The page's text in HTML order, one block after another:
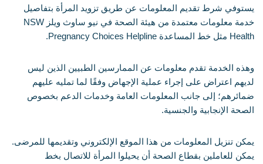
يستوفي شرط تقديم المعلومات عن طريق تزويد المرأة بتفاصيل
خدمة معلومات معتمدة من هيئة الصحة في نيو ساوث ويلز NSW
Health مثل خط المساعدة Pregnancy Choices Helpline.
وهذه الخدمة تقدم معلومات عن الممارسين الطبيين الذين ليس
لديهم اعتراض على إجراء عملية الإجهاض وفقًا لما تمليه عليهم
ضمائرهم؛ إلى جانب المعلومات العامة وخدمات الدعم بخصوص
الصحة الإنجابية والجنسية.
يمكن تنزيل المعلومات من هذا الموقع الإلكتروني وتقديمها للمرضى.
يمكن للعاملين بقطاع الصحة أن يحيلوا المرأة للاتصال بخط